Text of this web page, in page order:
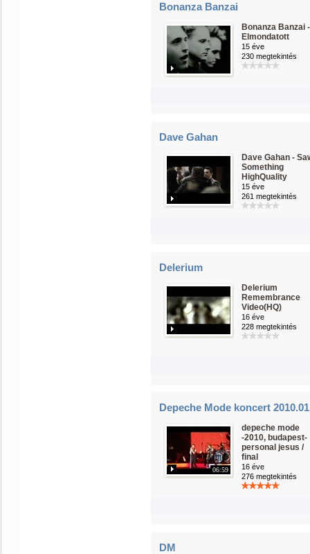
Bonanza Banzai
Bonanza Banzai -
Elmondatott
15 éve
230 megtekintés
Dave Gahan
Dave Gahan -
Something
HighQuality
15 éve
261 megtekintés
Delerium
Delerium
Remembrance
Video(HQ)
16 éve
228 megtekintés
Depeche Mode koncert
06:59
depeche mode
-2010, budapest-
personal jesus /
final
16 éve
276 megtekintés
DM